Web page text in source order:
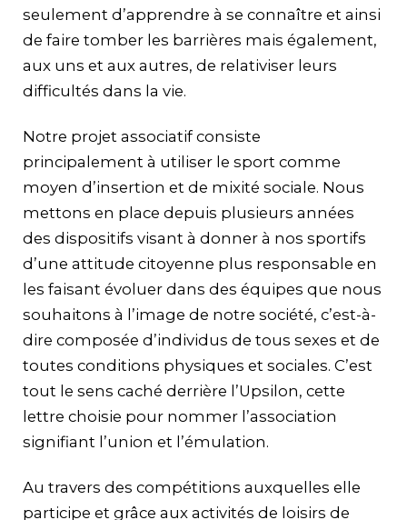
seulement d’apprendre à se connaître et ainsi
de faire tomber les barrières mais également,
aux uns et aux autres, de relativiser leurs
difficultés dans la vie.
Notre projet associatif consiste
principalement à utiliser le sport comme
moyen d’insertion et de mixité sociale. Nous
mettons en place depuis plusieurs années
des dispositifs visant à donner à nos sportifs
d’une attitude citoyenne plus responsable en
les faisant évoluer dans des équipes que nous
souhaitons à l’image de notre société, c’est-à-
dire composée d’individus de tous sexes et de
toutes conditions physiques et sociales. C’est
tout le sens caché derrière l’Upsilon, cette
lettre choisie pour nommer l’association
signifiant l’union et l’émulation.
Au travers des compétitions auxquelles elle
participe et grâce aux activités de loisirs de